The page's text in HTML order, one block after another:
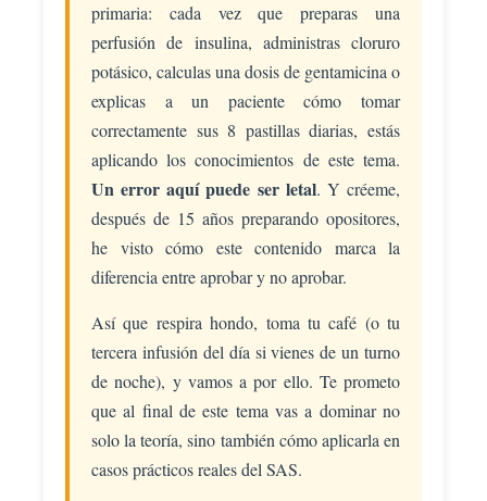
primaria: cada vez que preparas una
perfusión de insulina, administras cloruro
potásico, calculas una dosis de gentamicina o
explicas a un paciente cómo tomar
correctamente sus 8 pastillas diarias, estás
aplicando los conocimientos de este tema.
Un error aquí puede ser letal. Y créeme,
después de 15 años preparando opositores,
he visto cómo este contenido marca la
diferencia entre aprobar y no aprobar.
Así que respira hondo, toma tu café (o tu
tercera infusión del día si vienes de un turno
de noche), y vamos a por ello. Te prometo
que al final de este tema vas a dominar no
solo la teoría, sino también cómo aplicarla en
casos prácticos reales del SAS.